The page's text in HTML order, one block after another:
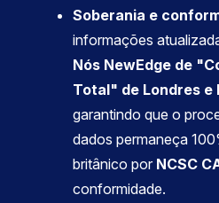
Soberania e
informações
Nós NewEdge de
Total" de Londres e
garantindo que o
dados permaneça
britânico por NCSC
conformidade.